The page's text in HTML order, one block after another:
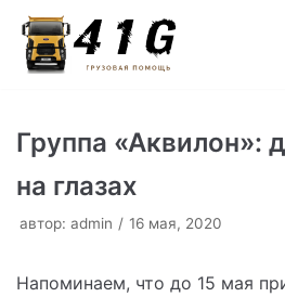
Перейти
к
Группа «Аквилон»:
на глазах
автор: admin 16 мая, 2020
Напоминаем, что до 15 мая